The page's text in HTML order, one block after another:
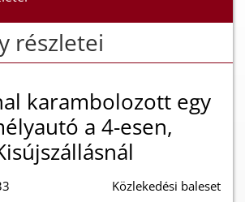
részletei
karambolozott egy
a 4-esen,
Közlekedési baleset